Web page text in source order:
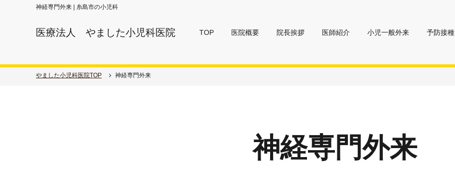
神経専門外来 | 糸島市の小児科
医療法人 やました小児科医院 TOP 医院概要 院長挨拶 医師紹介 小児一般外来 予防接種
やました小児科医院TOP 神経専門外来
神経専門外来